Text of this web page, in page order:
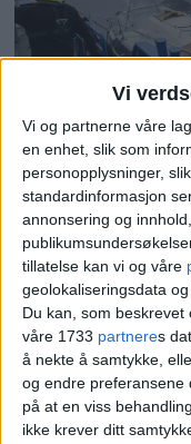
Vi
Vi og partnerne våre
en enhet, slik som
personopplysninger,
standardinformasjon
annonsering og
tillatelse kan vi og våre
geolokaliseringsdata
Du kan, som beskrevet
våre 1733 partneres
å nekte å samtykke,
og endre preferansene
på at en viss
ikke krever ditt
20 båter
er alle
fjernet i
skjer med